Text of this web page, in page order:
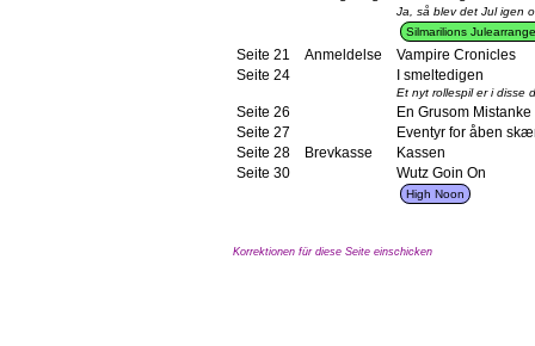
Ja, så blev det Jul igen
Silmarilions
Seite 21 Anmeldelse
Vampire Cronicles
Seite 24
I smeltedigen
Et nyt rollespil er i disse
Seite 26
En Grusom Mistanke
Seite 27
Eventyr for åben
Seite 28
Brevkasse
Kassen
Seite 30
Wutz Goin On
High Noon
Korrektionen für diese Seite einschicken